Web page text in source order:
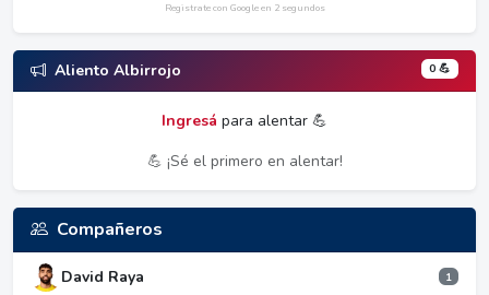
Registrate con Google en 2 segundos
Aliento Albirrojo 0 💪
Ingresá para alentar 💪
💪 ¡Sé el primero en alentar!
Compañeros
David Raya 1